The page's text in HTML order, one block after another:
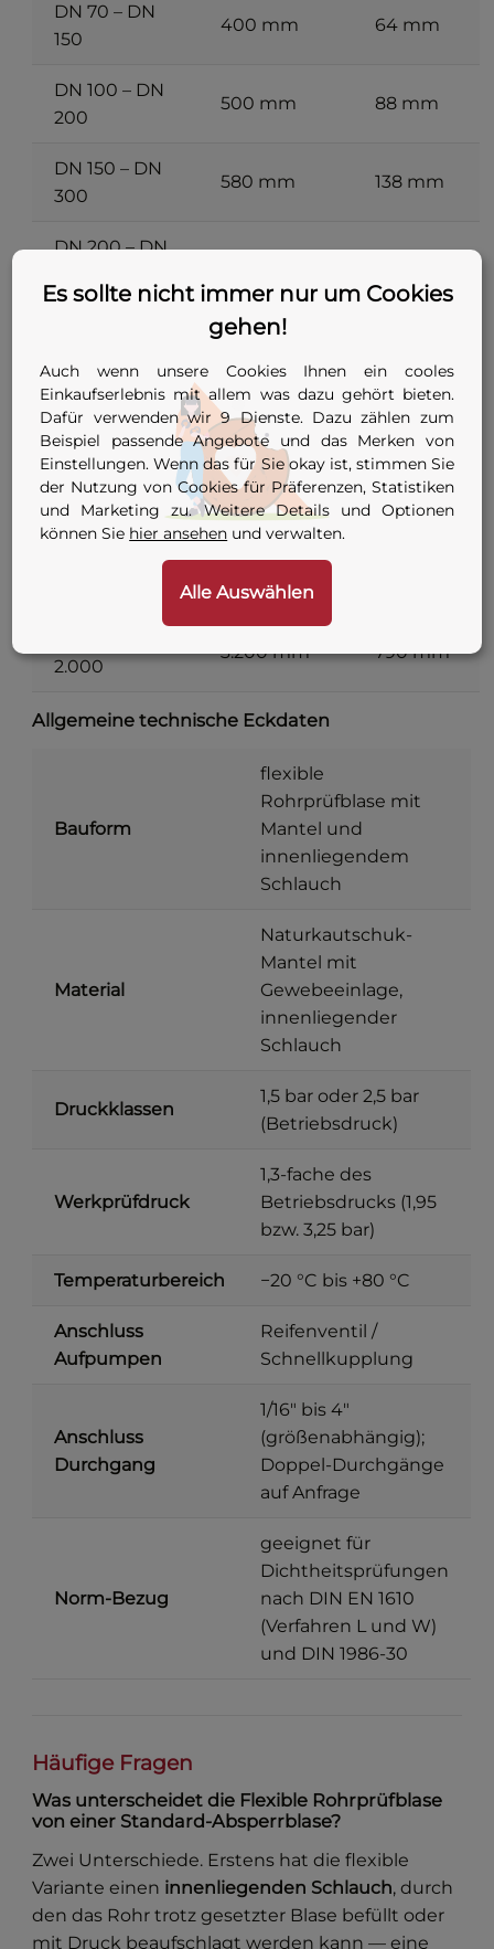
DN 70 – DN
150
400 mm 64 mm
DN 100 – DN
200
500 mm 88 mm
DN 150 – DN
300
580 mm 138 mm
DN 200 – DN
820 mm
DN 300 – DN
600
850 mm 285 mm
DN 500 – DN
1.000
1.200 mm 485 mm
DN 600 – DN
2.000
3.200 mm 790 mm
Allgemeine technische Eckdaten
Bauform
flexible
Rohrprüfblase mit
Mantel und
innenliegendem
Schlauch
Material
Naturkautschuk-
Mantel mit
Gewebeeinlage,
innenliegender
Schlauch
Druckklassen
1,5 bar oder 2,5 bar
(Betriebsdruck)
Werkprüfdruck
1,3-fache des
Betriebsdrucks (1,95
bzw. 3,25 bar)
Temperaturbereich −20 °C bis +80 °C
Anschluss
Aufpumpen
Reifenventil /
Schnellkupplung
Anschluss
Durchgang
1/16" bis 4"
(größenabhängig);
Doppel-Durchgänge
auf Anfrage
Norm-Bezug
geeignet für
Dichtheitsprüfungen
nach DIN EN 1610
(Verfahren L und W)
und DIN 1986-30
Häufige Fragen
Was unterscheidet die Flexible Rohrprüfblase
von einer Standard-Absperrblase?
Zwei Unterschiede. Erstens hat die flexible
Variante einen innenliegenden Schlauch, durch
den das Rohr trotz gesetzter Blase befüllt oder
mit Druck beaufschlagt werden kann — eine
Es sollte nicht immer nur um Cookies
gehen!
Auch wenn unsere Cookies Ihnen ein cooles
Einkaufserlebnis mit allem was dazu gehört bieten.
Dafür verwenden wir 9 Dienste. Dazu zählen zum
Beispiel passende Angebote und das Merken von
Einstellungen. Wenn das für Sie okay ist, stimmen Sie
der Nutzung von Cookies für Präferenzen, Statistiken
und Marketing zu. Weitere Details und Optionen
können Sie hier ansehen und verwalten.
Alle Auswählen